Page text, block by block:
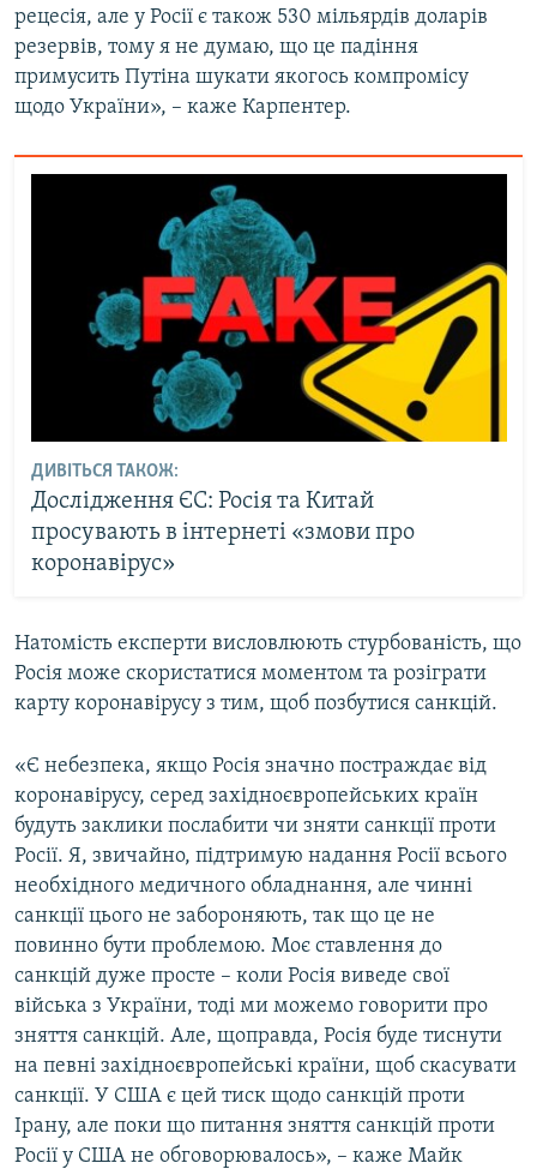
рецесія, але у Росії є також 530 мільярдів доларів
резервів, тому я не думаю, що це падіння
примусить Путіна шукати якогось компромісу
щодо України», – каже Карпентер.
ДИВІТЬСЯ ТАКОЖ:
Дослідження ЄС: Росія та Китай
просувають в інтернеті «змови про
коронавірус»
Натомість експерти висловлюють стурбованість, що
Росія може скористатися моментом та розіграти
карту коронавірусу з тим, щоб позбутися санкцій.
«Є небезпека, якщо Росія значно постраждає від
коронавірусу, серед західноєвропейських країн
будуть заклики послабити чи зняти санкції проти
Росії. Я, звичайно, підтримую надання Росії всього
необхідного медичного обладнання, але чинні
санкції цього не забороняють, так що це не
повинно бути проблемою. Моє ставлення до
санкцій дуже просте – коли Росія виведе свої
війська з України, тоді ми можемо говорити про
зняття санкцій. Але, щоправда, Росія буде тиснути
на певні західноєвропейські країни, щоб скасувати
санкції. У США є цей тиск щодо санкцій проти
Ірану, але поки що питання зняття санкцій проти
Росії у США не обговорювалось», – каже Майк